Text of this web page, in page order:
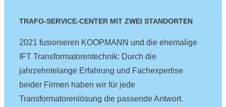
TRAFO-SERVICE-CENTER MIT ZWEI STANDORTEN
2021 fusionieren KOOPMANN und die ehemalige
IFT Transformatorentechnik: Durch die
jahrzehntelange Erfahrung und Fachexpertise
beider Firmen haben wir für jede
Transformatorenlösung die passende Antwort.